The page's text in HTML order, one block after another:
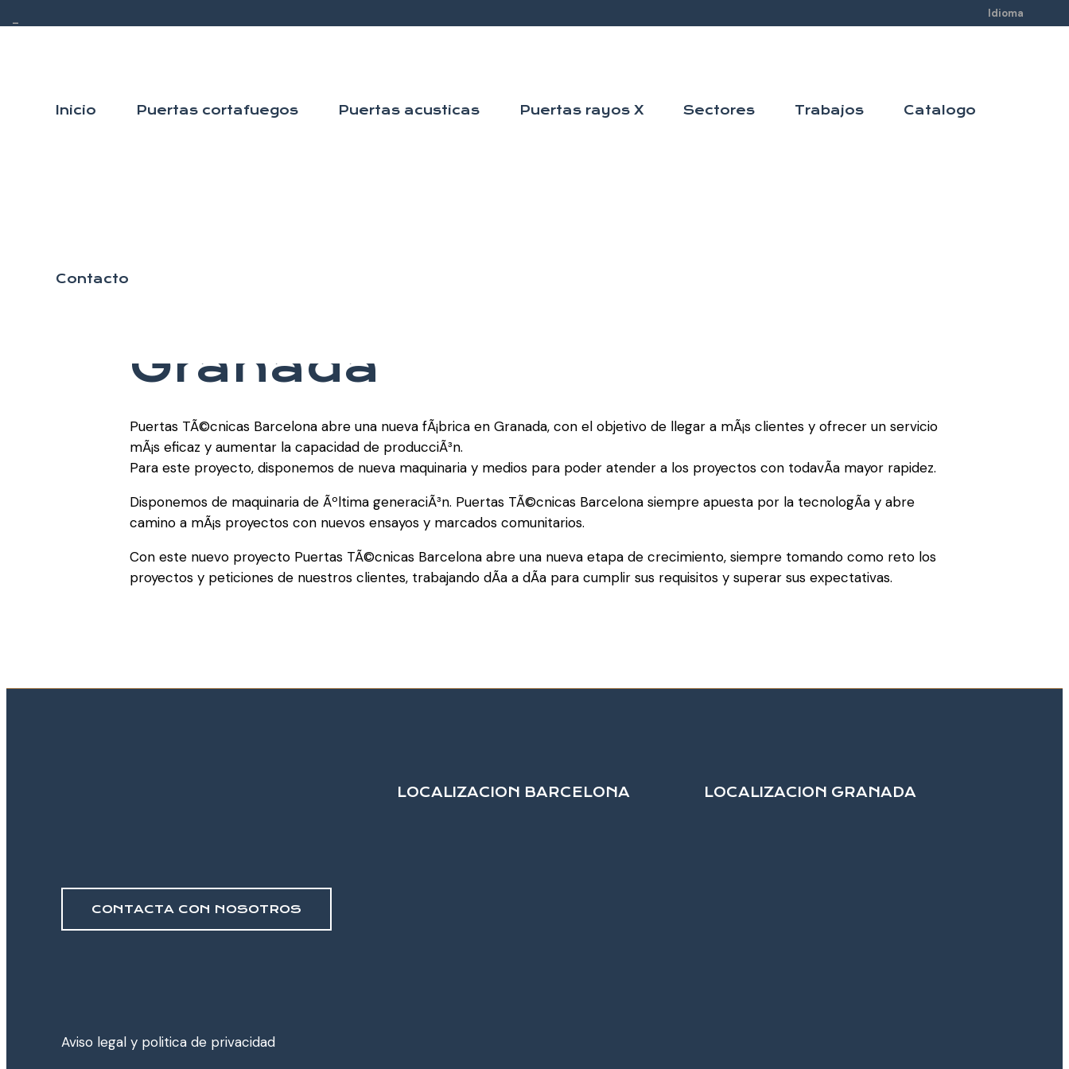
–
Idioma
Inicio Puertas cortafuegos Puertas acusticas Puertas rayos X Sectores Trabajos Catalogo
Contacto
Granada
Puertas TÃ©cnicas Barcelona abre una nueva fÃ¡brica en Granada, con el objetivo de llegar a mÃ¡s clientes y ofrecer un servicio
mÃ¡s eficaz y aumentar la capacidad de producciÃ³n.
Para este proyecto, disponemos de nueva maquinaria y medios para poder atender a los proyectos con todavÃ­a mayor rapidez.
Disponemos de maquinaria de Ãºltima generaciÃ³n. Puertas TÃ©cnicas Barcelona siempre apuesta por la tecnologÃ­a y abre
camino a mÃ¡s proyectos con nuevos ensayos y marcados comunitarios.
Con este nuevo proyecto Puertas TÃ©cnicas Barcelona abre una nueva etapa de crecimiento, siempre tomando como reto los
proyectos y peticiones de nuestros clientes, trabajando dÃ­a a dÃ­a para cumplir sus requisitos y superar sus expectativas.
CONTACTA CON NOSOTROS
Aviso legal y poli­tica de privacidad
LOCALIZACION BARCELONA LOCALIZACION GRANADA